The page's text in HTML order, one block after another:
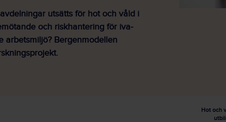
utsätts för hot och våld i
och riskhantering för iva-
arbetsmiljö? Bergenmodellen
Hot och